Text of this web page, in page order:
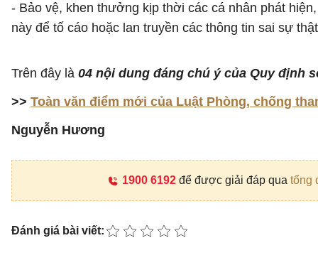
- Bảo vệ, khen thưởng kịp thời các cá nhân phát
này để tố cáo hoặc lan truyền các thông tin sai sự
Trên đây là 04 nội dung đáng chú ý của Quy định
>> Toàn văn điểm mới của Luật Phòng, chống
Nguyễn Hương
1900 6192để được giải đáp qua tổng
Đánh giá bài viết: